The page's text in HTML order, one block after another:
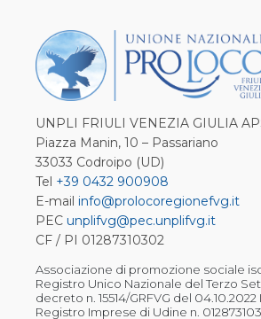
UNPLI FRIULI VENEZIA GIULIA
Piazza Manin, 10 – Passariano
33033 Codroipo (UD)
Tel +39 0432 900908
E-mail info@prolocoregionefvg.it
PEC unplifvg@pec.unplifvg.it
CF / PI 01287310302
Associazione di promozione sociale
Registro Unico Nazionale del Terzo
decreto n. 15514/GRFVG del
Registro Imprese di Udine n.